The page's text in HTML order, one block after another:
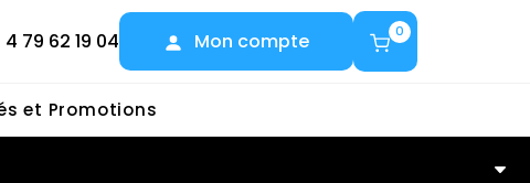
79 62 19 04 Mon compte 0
et Promotions